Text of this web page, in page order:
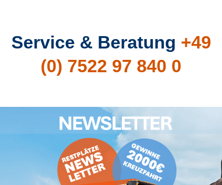
Service & Beratung +49
(0) 7522 97 840 0